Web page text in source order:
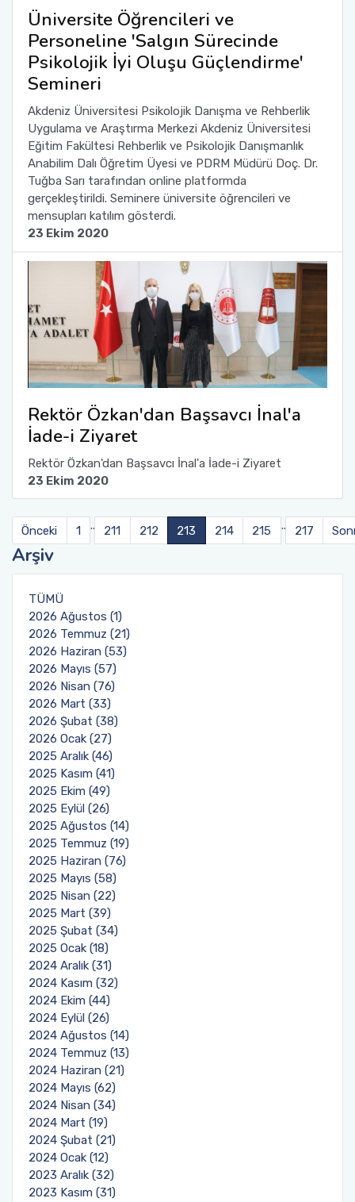
Üniversite Öğrencileri ve
Personeline 'Salgın Sürecinde
Psikolojik İyi Oluşu Güçlendirme'
Semineri
Akdeniz Üniversitesi Psikolojik Danışma ve Rehberlik
Uygulama ve Araştırma Merkezi Akdeniz Üniversitesi
Eğitim Fakültesi Rehberlik ve Psikolojik Danışmanlık
Anabilim Dalı Öğretim Üyesi ve PDRM Müdürü Doç. Dr.
Tuğba Sarı tarafından online platformda
gerçekleştirildi. Seminere üniversite öğrencileri ve
mensupları katılım gösterdi.
23 Ekim 2020
Rektör Özkan'dan Başsavcı İnal'a
İade-i Ziyaret
Rektör Özkan'dan Başsavcı İnal'a İade-i Ziyaret
23 Ekim 2020
Önceki 1 .. 211 212 213 214 215 .. 217
Arşiv
TÜMÜ
2026 Ağustos (1)
2026 Temmuz (21)
2026 Haziran (53)
2026 Mayıs (57)
2026 Nisan (76)
2026 Mart (33)
2026 Şubat (38)
2026 Ocak (27)
2025 Aralık (46)
2025 Kasım (41)
2025 Ekim (49)
2025 Eylül (26)
2025 Ağustos (14)
2025 Temmuz (19)
2025 Haziran (76)
2025 Mayıs (58)
2025 Nisan (22)
2025 Mart (39)
2025 Şubat (34)
2025 Ocak (18)
2024 Aralık (31)
2024 Kasım (32)
2024 Ekim (44)
2024 Eylül (26)
2024 Ağustos (14)
2024 Temmuz (13)
2024 Haziran (21)
2024 Mayıs (62)
2024 Nisan (34)
2024 Mart (19)
2024 Şubat (21)
2024 Ocak (12)
2023 Aralık (32)
2023 Kasım (31)